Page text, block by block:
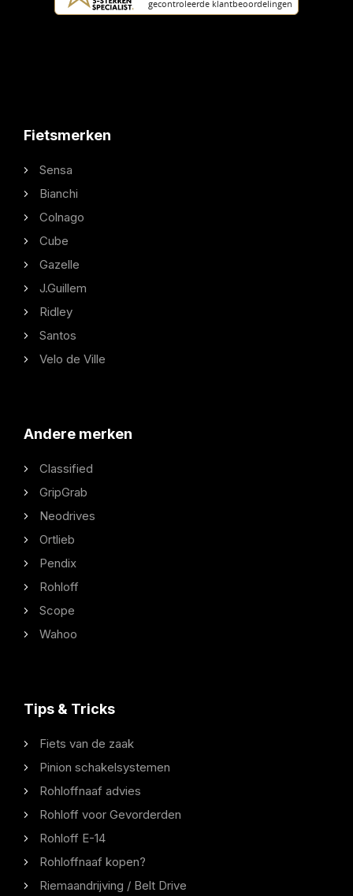
Fietsmerken
Sensa
Bianchi
Colnago
Cube
Gazelle
J.Guillem
Ridley
Santos
Velo de Ville
Andere merken
Classified
GripGrab
Neodrives
Ortlieb
Pendix
Rohloff
Scope
Wahoo
Tips & Tricks
Fiets van de zaak
Pinion schakelsystemen
Rohloffnaaf advies
Rohloff voor Gevorderden
Rohloff E-14
Rohloffnaaf kopen?
Riemaandrijving / Belt Drive